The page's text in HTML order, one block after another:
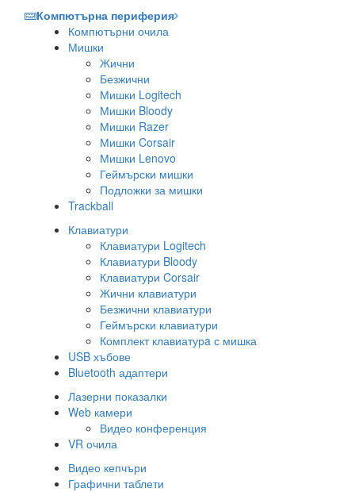
Компютърна периферия
Компютърни очила
Мишки
Жични
Безжични
Мишки Logitech
Мишки Bloody
Мишки Razer
Мишки Corsair
Мишки Lenovo
Геймърски мишки
Подложки за мишки
Trackball
Клавиатури
Клавиатури Logitech
Клавиатури Bloody
Клавиатури Corsair
Жични клавиатури
Безжични клавиатури
Геймърски клавиатури
Комплект клавиатурa с мишка
USB хъбове
Bluetooth адаптери
Лазерни показалки
Web камери
Видео конференция
VR очила
Видео кепчъри
Графични таблети